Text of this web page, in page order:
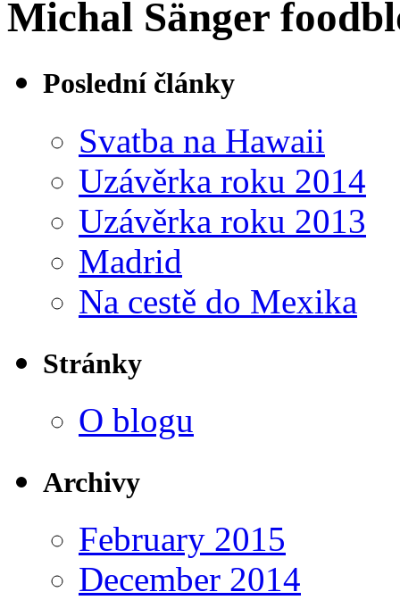
Michal Sänger
Poslední články
Svatba na Hawaii
Uzávěrka roku 2014
Uzávěrka roku 2013
Madrid
Na cestě do Mexika
Stránky
O blogu
Archivy
February 2015
December 2014